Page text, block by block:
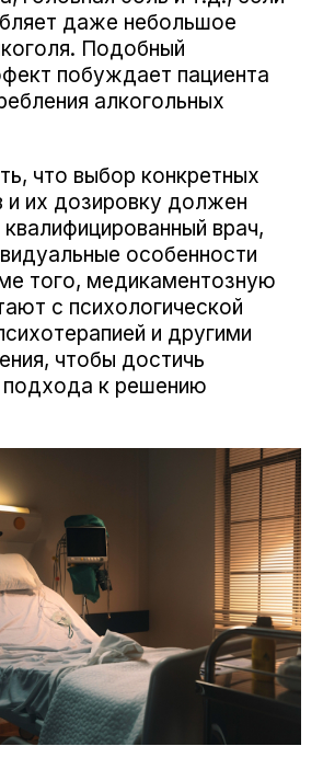
даже небольшое
Подобный
побуждает пациента
алкогольных
что выбор конкретных
и их дозировку должен
врач,
особенности
того, медикаментозную
с психологической
и другими
чтобы достичь
подхода к решению